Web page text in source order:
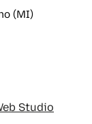
(MI)
Studio